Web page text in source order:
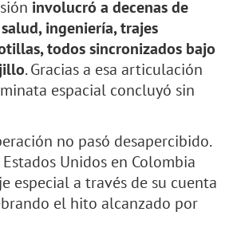
involucró a decenas de
ingeniería, trajes
todos sincronizados bajo
. Gracias a esa articulación
espacial concluyó sin
no pasó desapercibido.
Unidos en Colombia
especial a través de su cuenta
el hito alcanzado por